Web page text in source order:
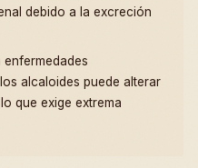
debido a la excreción
enfermedades
alcaloides puede alterar
que exige extrema